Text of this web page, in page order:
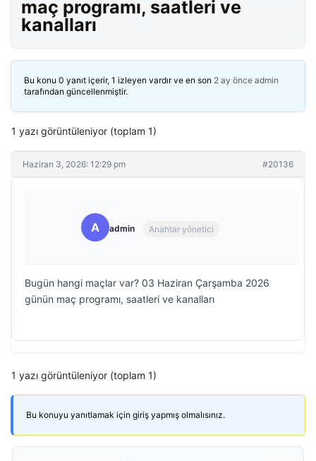
maç programı, saatleri ve
kanalları
Bu konu 0 yanıt içerir, 1 izleyen vardır ve en son 2 ay önce admin
tarafından güncellenmiştir.
1 yazı görüntüleniyor (toplam 1)
Haziran 3, 2026: 12:29 pm #20136
A admin Anahtar yönetici
Bugün hangi maçlar var? 03 Haziran Çarşamba 2026
günün maç programı, saatleri ve kanalları
1 yazı görüntüleniyor (toplam 1)
Bu konuyu yanıtlamak için giriş yapmış olmalısınız.